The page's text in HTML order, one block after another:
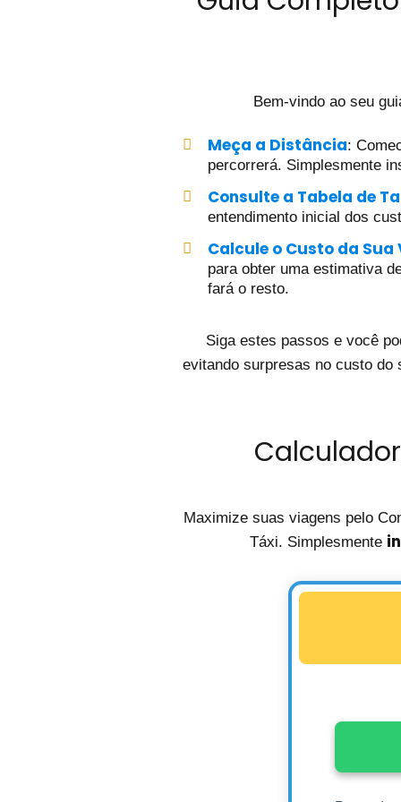
Bem-vindo ao seu
Meça a Distância:
percorrerá. Simplesmente
Consulte a Tabela de
entendimento inicial dos
Calcule o Custo da Sua
para obter uma estimativa
fará o resto.
Siga estes passos e você
evitando surpresas no custo do
Maximize suas viagens pelo
Táxi. Simplesmente